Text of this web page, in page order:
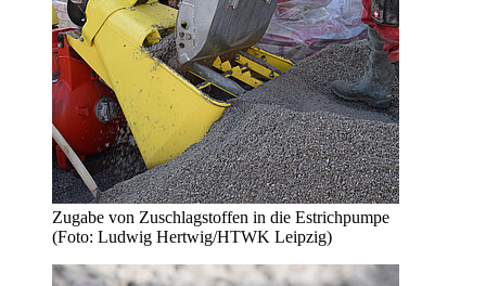
Zugabe von Zuschlagstoffen in die Estrichpumpe
(Foto: Ludwig Hertwig/HTWK Leipzig)